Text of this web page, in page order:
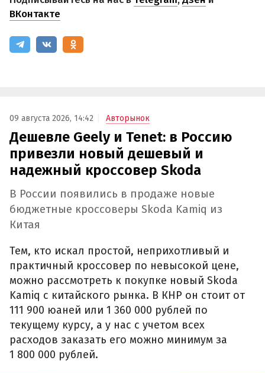
ВКонтакте
09 августа 2026, 14:42 Авторынок
Дешевле Geely и Tenet: в Россию
привезли новый дешевый и
надежный кроссовер Skoda
В России появились в продаже новые
бюджетные кроссоверы Skoda Kamiq из
Китая
Тем, кто искал простой, неприхотливый и
практичный кроссовер по невысокой цене,
можно рассмотреть к покупке новый Skoda
Kamiq с китайского рынка. В КНР он стоит от
111 900 юаней или 1 360 000 рублей по
текущему курсу, а у нас с учетом всех
расходов заказать его можно минимум за
1 800 000 рублей.